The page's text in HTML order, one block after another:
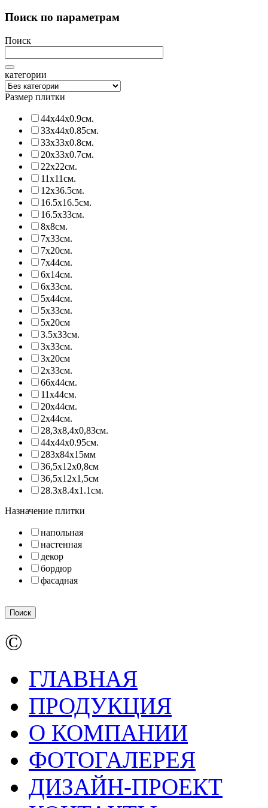
Поиск по параметрам
Поиск
категории
Размер плитки
44х44х0.9см.
33х44х0.85см.
33х33х0.8см.
20х33х0.7см.
22х22см.
11х11см.
12х36.5см.
16.5х16.5см.
16.5х33см.
8х8см.
7х33см.
7х20см.
7х44см.
6х14см.
6х33см.
5х44см.
5х33см.
5х20см
3.5х33см.
3х33см.
3х20см
2х33см.
66х44см.
11х44см.
20х44см.
2х44см.
28,3х8,4х0,83см.
44х44х0.95см.
283х84х15мм
36,5х12х0,8см
36,5х12х1,5см
28.3х8.4х1.1см.
Назначение плитки
напольная
настенная
декор
бордюр
фасадная
©
ГЛАВНАЯ
ПРОДУКЦИЯ
О КОМПАНИИ
ФОТОГАЛЕРЕЯ
ДИЗАЙН-ПРОЕКТ